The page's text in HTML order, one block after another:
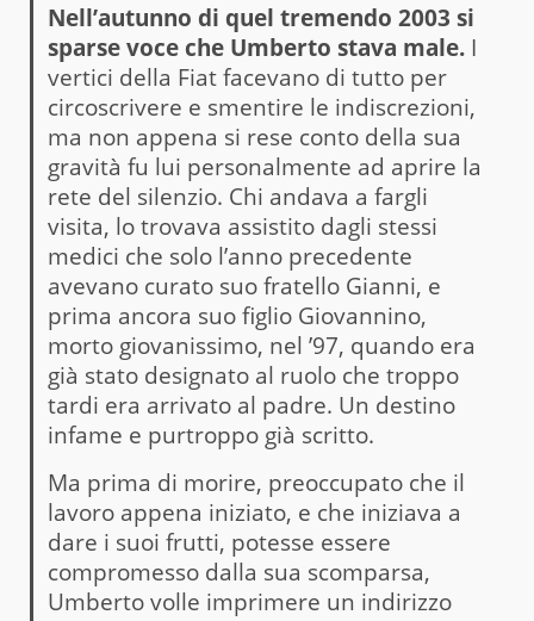
Nell’autunno di quel tremendo 2003 si
sparse voce che Umberto stava male.I
vertici della Fiat facevano di tutto per
circoscrivere e smentire le indiscrezioni,
ma non appena si rese conto della sua
gravità fu lui personalmente ad aprire la
rete del silenzio. Chi andava a fargli
visita, lo trovava assistito dagli stessi
medici che solo l’anno precedente
avevano curato suo fratello Gianni, e
prima ancora suo figlio Giovannino,
morto giovanissimo, nel ’97, quando era
già stato designato al ruolo che troppo
tardi era arrivato al padre. Un destino
infame e purtroppo già scritto.
Ma prima di morire, preoccupato che il
lavoro appena iniziato, e che iniziava a
dare i suoi frutti, potesse essere
compromesso dalla sua scomparsa,
Umberto volle imprimere un indirizzo